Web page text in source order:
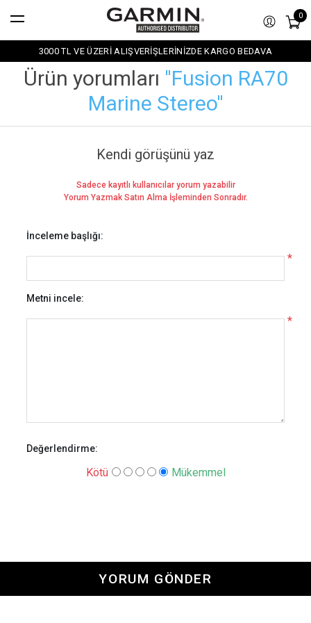
0
3000 TL VE ÜZERİ ALIŞVERİŞLERİNİZDE KARGO BEDAVA
Ürün yorumları Fusion RA70
Marine Stereo
Kendi görüşünü yaz
Sadece kayıtlı kullanıcılar yorum yazabilir
Yorum Yazmak Satın Alma İşleminden Sonradır.
İnceleme başlığı:
*
Metni incele:
*
Değerlendirme:
Kötü Mükemmel
YORUM GÖNDER